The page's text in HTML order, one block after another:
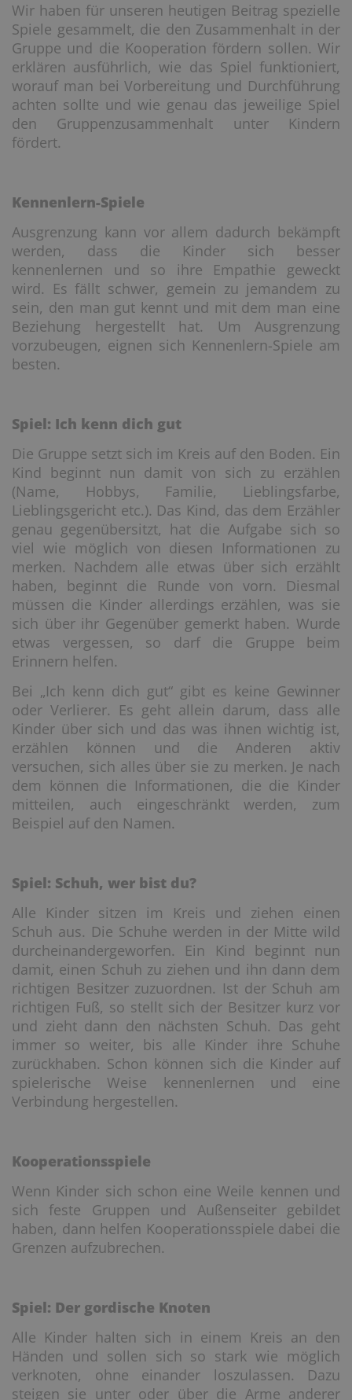
Wir haben für unseren heutigen Beitrag spezielle
Spiele gesammelt, die den Zusammenhalt in der
Gruppe und die Kooperation fördern sollen. Wir
erklären ausführlich, wie das Spiel funktioniert,
worauf man bei Vorbereitung und Durchführung
achten sollte und wie genau das jeweilige Spiel
den Gruppenzusammenhalt unter Kindern
fördert.
Kennenlern-Spiele
Ausgrenzung kann vor allem dadurch bekämpft
werden, dass die Kinder sich besser
kennenlernen und so ihre Empathie geweckt
wird. Es fällt schwer, gemein zu jemandem zu
sein, den man gut kennt und mit dem man eine
Beziehung hergestellt hat. Um Ausgrenzung
vorzubeugen, eignen sich Kennenlern-Spiele am
besten.
Spiel: Ich kenn dich gut
Die Gruppe setzt sich im Kreis auf den Boden. Ein
Kind beginnt nun damit von sich zu erzählen
(Name, Hobbys, Familie, Lieblingsfarbe,
Lieblingsgericht etc.). Das Kind, das dem Erzähler
genau gegenübersitzt, hat die Aufgabe sich so
viel wie möglich von diesen Informationen zu
merken. Nachdem alle etwas über sich erzählt
haben, beginnt die Runde von vorn. Diesmal
müssen die Kinder allerdings erzählen, was sie
sich über ihr Gegenüber gemerkt haben. Wurde
etwas vergessen, so darf die Gruppe beim
Erinnern helfen.
Bei „Ich kenn dich gut“ gibt es keine Gewinner
oder Verlierer. Es geht allein darum, dass alle
Kinder über sich und das was ihnen wichtig ist,
erzählen können und die Anderen aktiv
versuchen, sich alles über sie zu merken. Je nach
dem können die Informationen, die die Kinder
mitteilen, auch eingeschränkt werden, zum
Beispiel auf den Namen.
Spiel: Schuh, wer bist du?
Alle Kinder sitzen im Kreis und ziehen einen
Schuh aus. Die Schuhe werden in der Mitte wild
durcheinandergeworfen. Ein Kind beginnt nun
damit, einen Schuh zu ziehen und ihn dann dem
richtigen Besitzer zuzuordnen. Ist der Schuh am
richtigen Fuß, so stellt sich der Besitzer kurz vor
und zieht dann den nächsten Schuh. Das geht
immer so weiter, bis alle Kinder ihre Schuhe
zurückhaben. Schon können sich die Kinder auf
spielerische Weise kennenlernen und eine
Verbindung hergestellen.
Kooperationsspiele
Wenn Kinder sich schon eine Weile kennen und
sich feste Gruppen und Außenseiter gebildet
haben, dann helfen Kooperationsspiele dabei die
Grenzen aufzubrechen.
Spiel: Der gordische Knoten
Alle Kinder halten sich in einem Kreis an den
Händen und sollen sich so stark wie möglich
verknoten, ohne einander loszulassen. Dazu
steigen sie unter oder über die Arme anderer